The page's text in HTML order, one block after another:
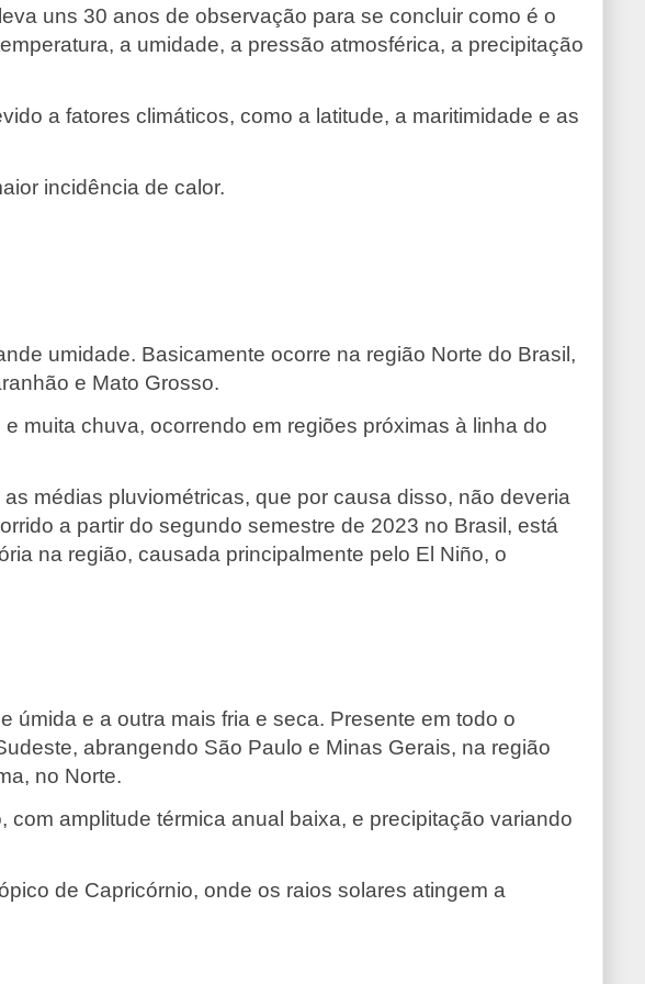
uns 30 anos de observação para se concluir como é o
a umidade, a pressão atmosférica, a precipitação
a fatores climáticos, como a latitude, a maritimidade e as
incidência de calor.
umidade. Basicamente ocorre na região Norte do Brasil,
e Mato Grosso.
muita chuva, ocorrendo em regiões próximas à linha do
médias pluviométricas, que por causa disso, não deveria
a partir do segundo semestre de 2023 no Brasil, está
na região, causada principalmente pelo El Niño, o
úmida e a outra mais fria e seca. Presente em todo o
abrangendo São Paulo e Minas Gerais, na região
no Norte.
amplitude térmica anual baixa, e precipitação variando
de Capricórnio, onde os raios solares atingem a